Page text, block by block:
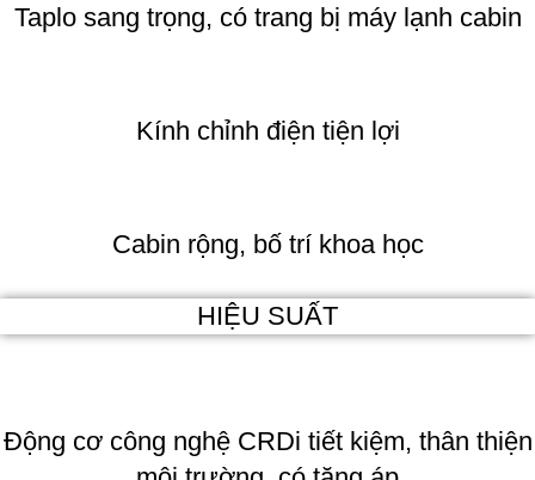
Taplo sang trọng, có trang bị máy lạnh cabin
Kính chỉnh điện tiện lợi
Cabin rộng, bố trí khoa học
HIỆU SUẤT
Động cơ công nghệ CRDi tiết kiệm, thân thiện